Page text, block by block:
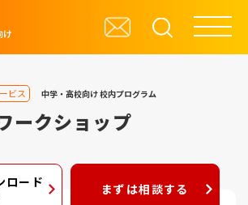
け
ビス 中学・高校向け校内プログラム
ークショップ
ロード
まずは相談する